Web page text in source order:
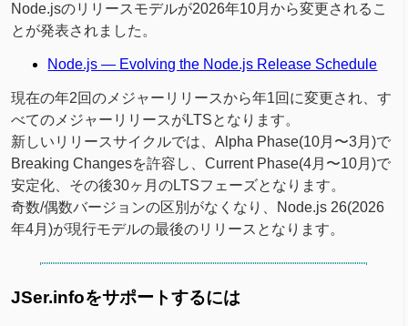
Node.jsのリリースモデルが2026年10月から変更されるこ
とが発表されました。
Node.js — Evolving the Node.js Release Schedule
現在の年2回のメジャーリリースから年1回に変更され、す
べてのメジャーリリースがLTSとなります。
新しいリリースサイクルでは、Alpha Phase(10月〜3月)で
Breaking Changesを許容し、Current Phase(4月〜10月)で
安定化、その後30ヶ月のLTSフェーズとなります。
奇数/偶数バージョンの区別がなくなり、Node.js 26(2026
年4月)が現行モデルの最後のリリースとなります。
JSer.infoをサポートするには